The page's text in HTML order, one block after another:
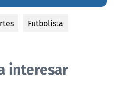
Futbolista
interesar